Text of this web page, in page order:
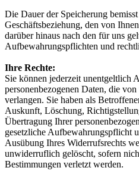
Die Dauer der Speicherung
Geschäftsbeziehung, den von
darüber hinaus nach den für uns
Aufbewahrungspflichten und
Ihre Rechte:
Sie können jederzeit unentgeltlich
personenbezogenen Daten, die
verlangen. Sie haben als
Auskunft, Löschung,
Übertragung Ihrer
gesetzliche Aufbewahrungspflicht
Ausübung Ihres Widerrufsrechts
unwiderruflich gelöscht, sofern
Bestimmungen verletzt werden.